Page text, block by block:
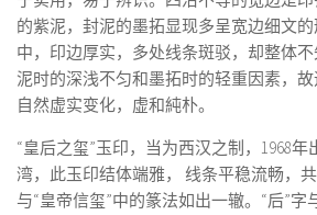
的紫泥，封泥的墨拓显现多呈宽边细文
中，印边厚实，多处线条斑驳，却整体
泥时的深浅不匀和墨拓时的轻重因素，
自然虚实变化，虚和純朴。
“皇后之玺”玉印，当为西汉之制，1968
湾，此玉印结体端雅， 线条平稳流畅，
与“皇帝信玺”中的篆法如出一辙。“后”字